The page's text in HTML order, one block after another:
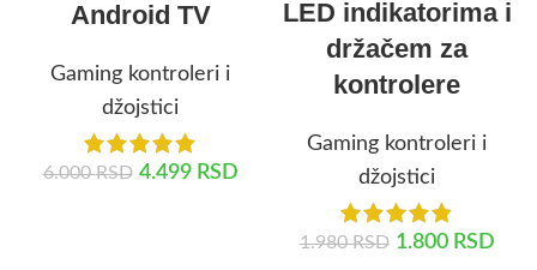
Android TV
Gaming kontroleri i
džojstici
6.000RSD 4.499 RSD
LED indikatorima i
držačem za
kontrolere
Gaming kontroleri i
džojstici
1.980RSD 1.800 RSD